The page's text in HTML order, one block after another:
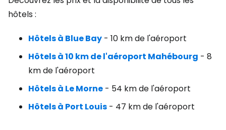
hôtels :
Hôtels à Blue Bay - 10 km de l'aéroport
Hôtels à 10 km de l'aéroport Mahébourg - 8
km de l'aéroport
Hôtels à Le Morne - 54 km de l'aéroport
Hôtels à Port Louis - 47 km de l'aéroport